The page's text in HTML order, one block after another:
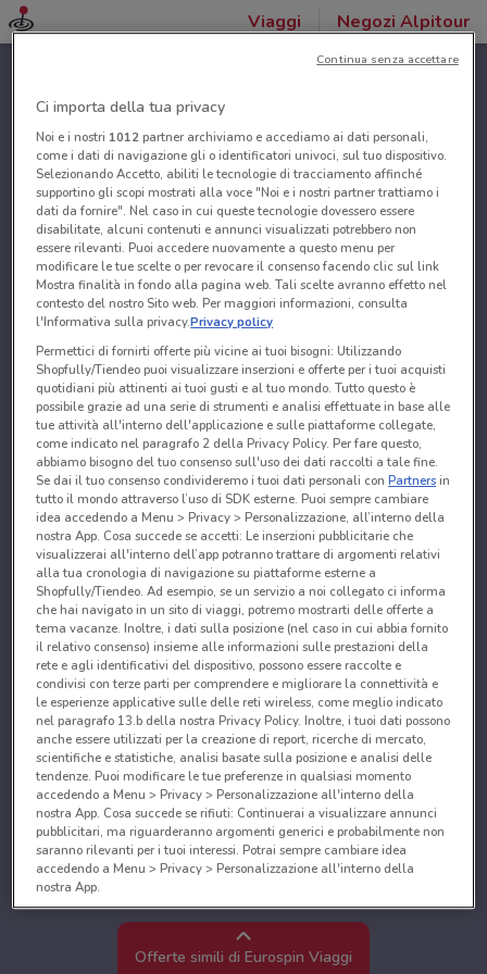
Viaggi Negozi Alpitour
Offerte simili di Eurospin Viaggi
Ci importa della tua privacy
Noi e i nostri 1012partner archiviamo e accediamo ai dati personali,
come i dati di navigazione gli o identificatori univoci, sul tuo dispositivo.
Selezionando Accetto, abiliti le tecnologie di tracciamento affinché
supportino gli scopi mostrati alla voce "Noi e i nostri partner trattiamo i
dati da fornire". Nel caso in cui queste tecnologie dovessero essere
disabilitate, alcuni contenuti e annunci visualizzati potrebbero non
essere rilevanti. Puoi accedere nuovamente a questo menu per
modificare le tue scelte o per revocare il consenso facendo clic sul link
Mostra finalità in fondo alla pagina web. Tali scelte avranno effetto nel
contesto del nostro Sito web. Per maggiori informazioni, consulta
l'Informativa sulla privacy.Privacy policy
Permettici di fornirti offerte più vicine ai tuoi bisogni: Utilizzando
Shopfully/Tiendeo puoi visualizzare inserzioni e offerte per i tuoi acquisti
quotidiani più attinenti ai tuoi gusti e al tuo mondo. Tutto questo è
possibile grazie ad una serie di strumenti e analisi effettuate in base alle
tue attività all'interno dell'applicazione e sulle piattaforme collegate,
come indicato nel paragrafo 2 della Privacy Policy. Per fare questo,
abbiamo bisogno del tuo consenso sull'uso dei dati raccolti a tale fine.
Se dai il tuo consenso condivideremo i tuoi dati personali conPartnersin
tutto il mondo attraverso l’uso di SDK esterne. Puoi sempre cambiare
idea accedendo a Menu > Privacy > Personalizzazione, all’interno della
nostra App. Cosa succede se accetti: Le inserzioni pubblicitarie che
visualizzerai all'interno dell’app potranno trattare di argomenti relativi
alla tua cronologia di navigazione su piattaforme esterne a
Shopfully/Tiendeo. Ad esempio, se un servizio a noi collegato ci informa
che hai navigato in un sito di viaggi, potremo mostrarti delle offerte a
tema vacanze. Inoltre, i dati sulla posizione (nel caso in cui abbia fornito
il relativo consenso) insieme alle informazioni sulle prestazioni della
rete e agli identificativi del dispositivo, possono essere raccolte e
condivisi con terze parti per comprendere e migliorare la connettività e
le esperienze applicative sulle delle reti wireless, come meglio indicato
nel paragrafo 13.b della nostra Privacy Policy. Inoltre, i tuoi dati possono
anche essere utilizzati per la creazione di report, ricerche di mercato,
scientifiche e statistiche, analisi basate sulla posizione e analisi delle
tendenze. Puoi modificare le tue preferenze in qualsiasi momento
accedendo a Menu > Privacy > Personalizzazione all'interno della
nostra App. Cosa succede se rifiuti: Continuerai a visualizzare annunci
pubblicitari, ma riguarderanno argomenti generici e probabilmente non
saranno rilevanti per i tuoi interessi. Potrai sempre cambiare idea
accedendo a Menu > Privacy > Personalizzazione all'interno della
nostra App.
Noi e i nostri partner trattiamo i dati per fornire:
Utilizzare dati di geolocalizzazione precisi. Scansione attiva delle
caratteristiche del dispositivo ai fini dell’identificazione. Archiviare
Continua senza accettare